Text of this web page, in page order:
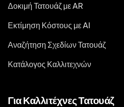
Δοκιμή Τατουάζ με AR
Εκτίμηση Κόστους με AI
Αναζήτηση Σχεδίων Τατουάζ
Κατάλογος Καλλιτεχνών
Για Καλλιτέχνες Τατουάζ